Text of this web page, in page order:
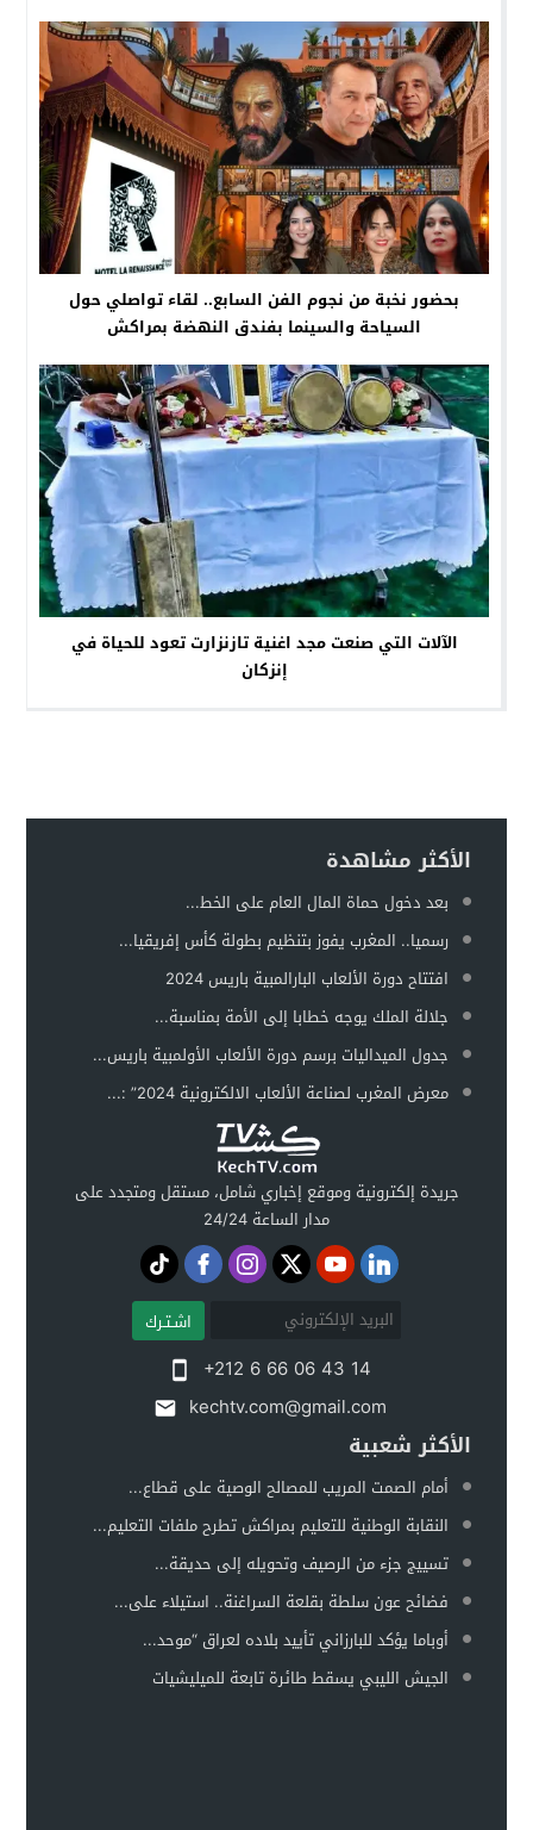
بحضور نخبة من نجوم الفن السابع.. لقاء تواصلي حول
السياحة والسينما بفندق النهضة بمراكش
الآلات التي صنعت مجد اغنية تازنزارت تعود للحياة في
إنزكان
الأكثر مشاهدة
بعد دخول حماة المال العام على الخط...
رسميا.. المغرب يفوز بتنظيم بطولة كأس إفريقيا...
افتتاح دورة الألعاب البارالمبية باريس 2024
جلالة الملك يوجه خطابا إلى الأمة بمناسبة...
جدول الميداليات برسم دورة الألعاب الأولمبية باريس...
معرض المغرب لصناعة الألعاب الالكترونية 2024” :...
جريدة إلكترونية وموقع إخباري شامل، مستقل ومتجدد على
مدار الساعة 24/24
اشـتـرك
+212 6 66 06 43 14
kechtv.com@gmail.com
الأكثر شعبية
أمام الصمت المريب للمصالح الوصية على قطاع...
النقابة الوطنية للتعليم بمراكش تطرح ملفات التعليم...
تسييج جزء من الرصيف وتحويله إلى حديقة...
فضائح عون سلطة بقلعة السراغنة.. استيلاء على...
أوباما يؤكد للبارزاني تأييد بلاده لعراق “موحد...
الجيش الليبي يسقط طائرة تابعة للميليشيات